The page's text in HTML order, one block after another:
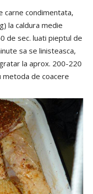
carne condimentata,
la caldura medie
de sec. luati pieptul de
sa se linisteasca,
la aprox. 200-220
de coacere